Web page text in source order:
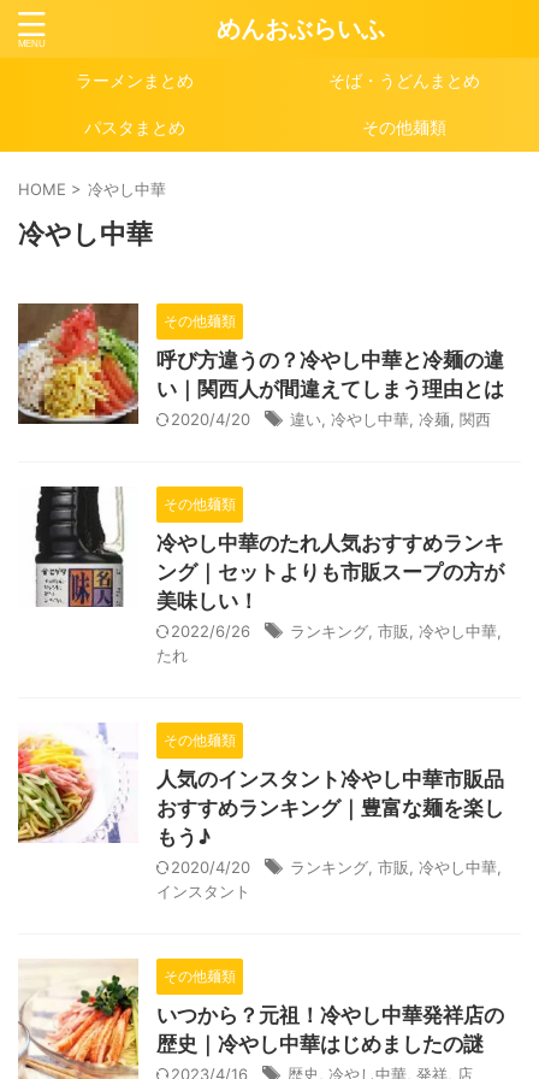
めんおぶらいふ
ラーメンまとめ そば・うどんまとめ
パスタまとめ その他麺類
HOME > 冷やし中華
冷やし中華
その他麺類
呼び方違うの？冷やし中華と冷麺の違
い｜関西人が間違えてしまう理由とは
2020/4/20 違い 冷やし中華 冷麺 関西
その他麺類
冷やし中華のたれ人気おすすめランキ
ング｜セットよりも市販スープの方が
美味しい！
2022/6/26 ランキング 市販 冷やし中華
たれ
その他麺類
人気のインスタント冷やし中華市販品
おすすめランキング｜豊富な麺を楽し
もう♪
2020/4/20 ランキング 市販 冷やし中華
インスタント
その他麺類
いつから？元祖！冷やし中華発祥店の
歴史｜冷やし中華はじめましたの謎
2023/4/16 歴史 冷やし中華 発祥 店